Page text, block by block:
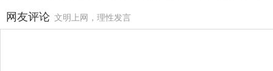
网友评论 文明上网，理性发言